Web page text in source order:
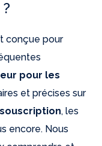
conçue pour
pour les
et précises sur
, les
encore. Nous